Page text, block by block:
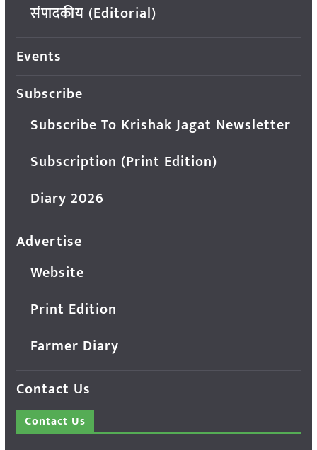
संपादकीय (Editorial)
Events
Subscribe
Subscribe To Krishak Jagat Newsletter
Subscription (Print Edition)
Diary 2026
Advertise
Website
Print Edition
Farmer Diary
Contact Us
Contact Us